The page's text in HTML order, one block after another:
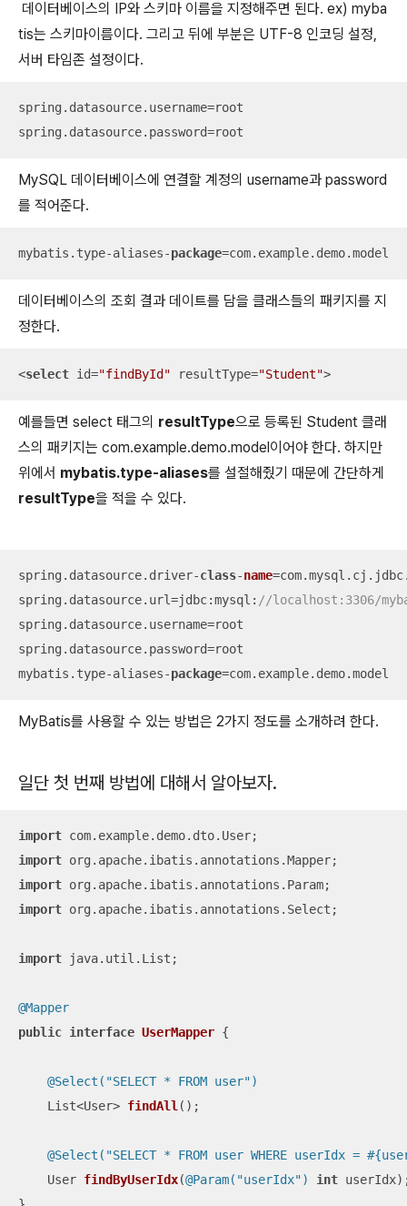
데이터베이스의 IP와 스키마 이름을 지정해주면 된다. ex) myba
tis는 스키마이름이다. 그리고 뒤에 부분은 UTF-8 인코딩 설정,
서버 타임존 설정이다.
spring.datasource.username=root
spring.datasource.password=root
MySQL 데이터베이스에 연결할 계정의 username과 password
를 적어준다.
mybatis.type-aliases-package=com.example.demo.model
데이터베이스의 조회 결과 데이트를 담을 클래스들의 패키지를 지
정한다.
<select id="findById" resultType="Student">
예를들면 select 태그의 resultType으로 등록된 Student 클래
스의 패키지는 com.example.demo.model이어야 한다. 하지만
위에서 mybatis.type-aliases를 설절해줬기 때문에 간단하게
resultType을 적을 수 있다.
spring.datasource.driver-class-name
spring.datasource.url=jdbc:mysql: //localhost:3306/
spring.datasource.username=root
spring.datasource.password=root
mybatis.type-aliases-package
MyBatis를 사용할 수 있는 방법은 2가지 정도를 소개하려 한다.
일단 첫 번째 방법에 대해서 알아보자.
import
import
import
import org.apache.ibatis.annotations.Select;
import java.util.List;
@Mapper
public interface UserMapper {
@Select("SELECT * FROM user")
List<User> findAll () ;
@Select("SELECT * FROM user WHERE userIdx =
User findByUserIdx(@Param("userIdx") int userIdx)